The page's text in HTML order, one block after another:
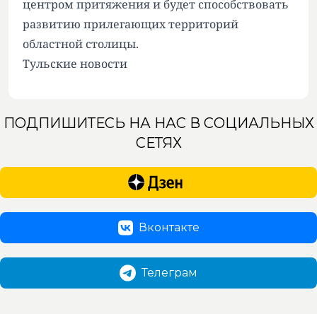
центром притяжения и будет способствовать
развитию прилегающих территорий
областной столицы.
Тульские новости
ПОДПИШИТЕСЬ НА НАС В СОЦИАЛЬНЫХ
СЕТЯХ
Вконтакте
Телеграм